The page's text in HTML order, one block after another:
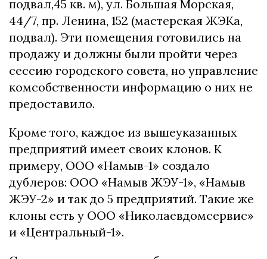
подвал,45 кв. м), ул. Большая Морская,
44/7, пр. Ленина, 152 (мастерская ЖЭКа,
подвал). Эти помещения готовились на
продажу и должны были пройти через
сессию городского совета, но управление
комсобственности информацию о них не
предоставило.
Кроме того, каждое из вышеуказанных
предприятий имеет своих клонов. К
примеру, ООО «Намыв-1» создало
дублеров: ООО «Намыв ЖЭУ-1», «Намыв
ЖЭУ-2» и так до 5 предприятий. Такие же
клоны есть у ООО «Николаевдомсервис»
и «Центральный-1».